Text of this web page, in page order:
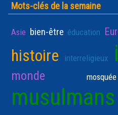
Mots-clés de la semaine
Asie bien-être éducation
histoire interreligieux
monde mosquée
musulmans